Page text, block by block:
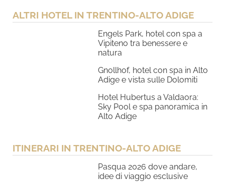
ALTRI HOTEL IN TRENTINO-ALTO ADIGE
Engels Park, hotel con spa a
Vipiteno tra benessere e
natura
Gnollhof, hotel con spa in Alto
Adige e vista sulle Dolomiti
Hotel Hubertus a Valdaora:
Sky Pool e spa panoramica in
Alto Adige
ITINERARI IN TRENTINO-ALTO ADIGE
Pasqua 2026 dove andare,
idee di viaggio esclusive